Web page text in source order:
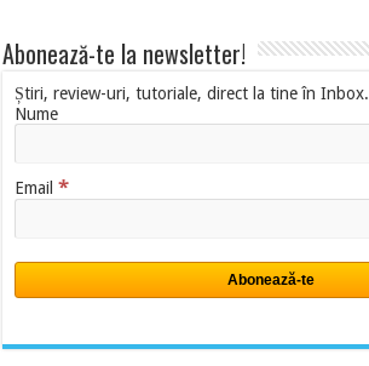
Abonează-te la newsletter!
Știri, review-uri, tutoriale, direct la tine în Inbox.
Nume
Email*